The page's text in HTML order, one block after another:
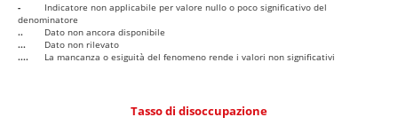
-
Indicatore non applicabile per valore nullo o poco significativo del
denominatore
..
Dato non ancora disponibile
...
Dato non rilevato
....
La mancanza o esiguità del fenomeno rende i valori non significativi
Tasso di disoccupazione